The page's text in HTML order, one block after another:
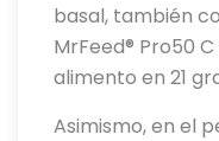
basal, también
MrFeed® Pro50
alimento en 21
Asimismo, en el